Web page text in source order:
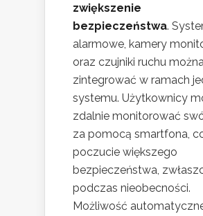
zwiększenie
bezpieczeństwa.
alarmowe, kamery
oraz czujniki ruchu
zintegrować w ramach
systemu. Użytkownicy
zdalnie monitorować
za pomocą smartfona,
poczucie większego
bezpieczeństwa,
podczas nieobecności.
Możliwość